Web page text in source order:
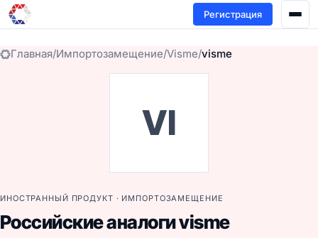
Регистрация
Главная/Импортозамещение/Visme/visme
VI
ИНОСТРАННЫЙ ПРОДУКТ · ИМПОРТОЗАМЕЩЕНИЕ
Российские аналоги visme